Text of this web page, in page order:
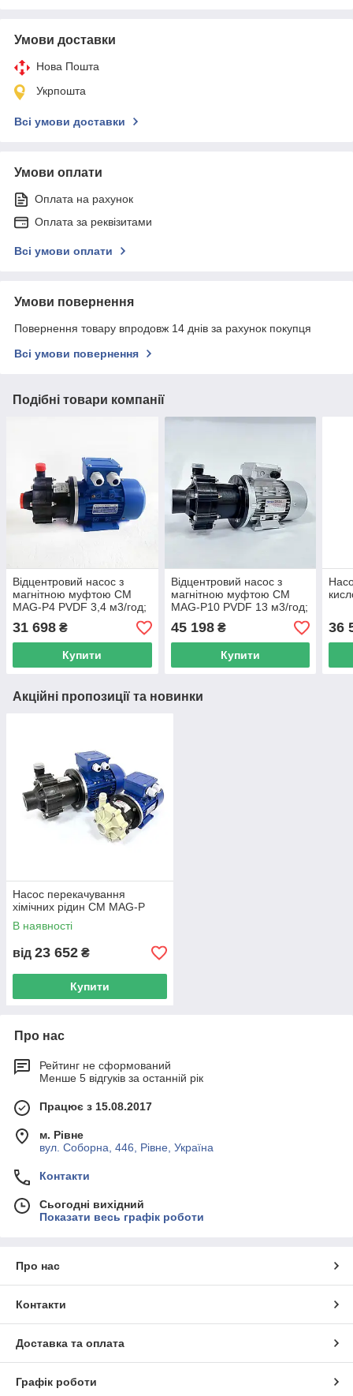
Умови доставки
Нова Пошта
Укрпошта
Всі умови доставки
Умови оплати
Оплата на рахунок
Оплата за реквізитами
Всі умови оплати
Умови повернення
Повернення товару впродовж 14 днів за рахунок покупця
Всі умови повернення
Подібні товари компанії
Відцентровий насос з
магнітною муфтою CM
MAG-P4 PVDF 3,4 м3/год;
напір 7 м, 0,12кВт
31 698 ₴
Купити
Відцентровий насос з
магнітною муфтою CM
MAG-P10 PVDF 13 м3/год;
напір 13,6 м, 0,55кВт
45 198₴
Купити
36
Акційні пропозиції та новинки
Насос перекачування
хімічних рідин CM MAG-P
В наявності
від 23 652 ₴
Купити
Про нас
Рейтинг не сформований
Менше 5 відгуків за останній рік
Працює з 15.08.2017
м. Рівне
вул. Соборна, 446, Рівне, Україна
Контакти
Сьогодні вихідний
Показати весь графік роботи
Про нас
Контакти
Доставка та оплата
Графік роботи